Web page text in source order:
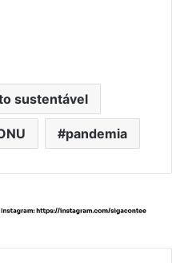
sustentável
pandemia